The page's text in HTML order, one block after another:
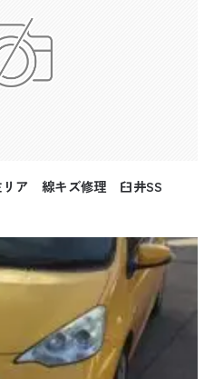
ア 線キズ修理 臼井SS